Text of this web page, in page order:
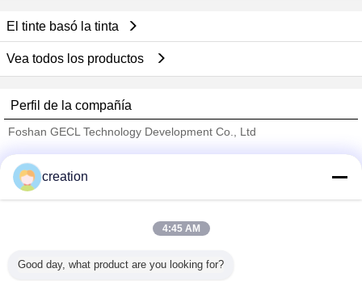
El tinte basó la tinta
Vea todos los productos
Perfil de la compañía
Foshan GECL Technology Development Co., Ltd
Trust Seal
Todos los productos
creation
4:45 AM
Good day, what product are you looking for?